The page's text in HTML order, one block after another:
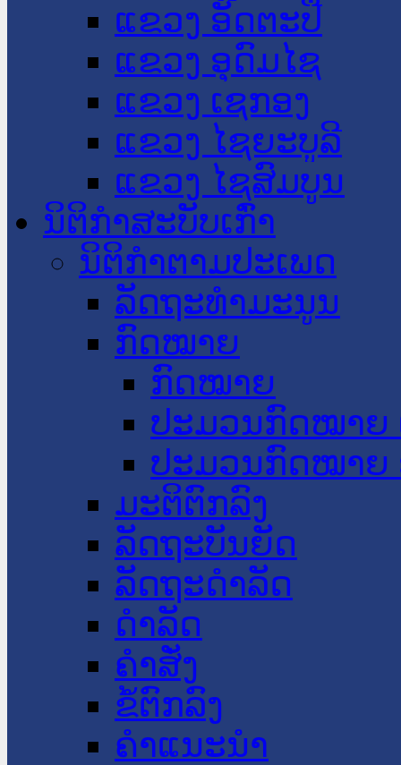
ແຂວງ ອັດຕະປື
ແຂວງ ອຸດົມໄຊ
ແຂວງ ເຊກອງ
ແຂວງ ໄຊຍະບູລີ
ແຂວງ ໄຊສົມບູນ
ນິຕິກໍາສະບັບເກົ່າ
ນິຕິກຳຕາມປະເພດ
ລັດຖະທໍາມະນູນ
ກົດໝາຍ
ກົດໝາຍ
ປະມວນກົດໝາຍ
ປະມວນກົດໝາຍ
ມະຕິຕົກລົງ
ລັດຖະບັນຍັດ
ລັດຖະດໍາລັດ
ດໍາລັດ
ຄໍາສັ່ງ
ຂໍ້ຕົກລົງ
ຄໍາແນະນໍາ